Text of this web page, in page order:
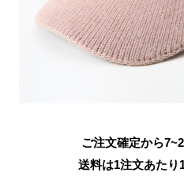
ご注文確定から
送料は1注文あたり